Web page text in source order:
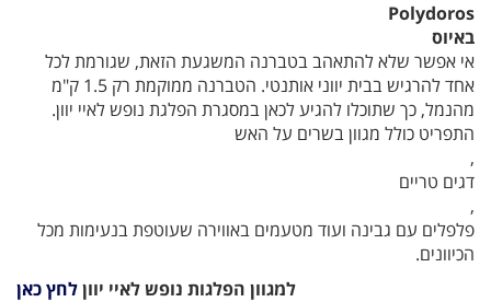
Polydoros
באיוס
אי אפשר שלא להתאהב בטברנה המשגעת הזאת, שגורמת לכל
אחד להרגיש בבית יווני אותנטי. הטברנה ממוקמת רק 1.5 ק"מ
מהנמל, כך שתוכלו להגיע לכאן במסגרת הפלגת נופש לאיי יוון.
התפריט כולל מגוון בשרים על האש
,
דגים טריים
,
פלפלים עם גבינה ועוד מטעמים באווירה שעוטפת בנעימות מכל
הכיוונים.
למגוון הפלגות נופש לאיי יווןלחץ כאן